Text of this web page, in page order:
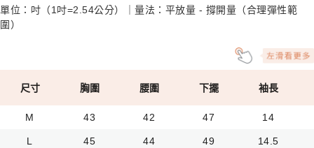
單位：吋（1吋=2.54公分）｜量法：平放量 - 撐開量（合理彈性範
圍）
尺寸 胸圍 腰圍 下擺 袖長
M 43 42 47 14
L 45 44 49 14.5